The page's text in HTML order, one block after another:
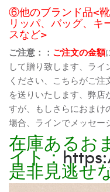
⑥他のブランド品<
リッパ、バッグ、キ
スなど>
ご注意：： ご注文の金額
して贈り致します、ラ
ください、こちらがご
を送りいたします、弊店
すが、もしさらにおまけ
場合、ラインでメッセー
在庫あるお
イト：
是非見逃せ